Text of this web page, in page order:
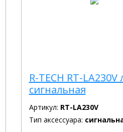
R-TECH RT-
сигнальная
Артикул: RT-LA230V
Тип аксессуара: